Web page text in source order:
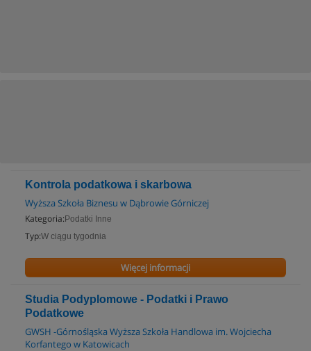
Kontrola podatkowa i skarbowa
Wyższa Szkoła Biznesu w Dąbrowie Górniczej
Kategoria: Podatki Inne
Typ:W ciągu tygodnia
Więcej informacji
Studia Podyplomowe - Podatki i Prawo
Podatkowe
GWSH -Górnośląska Wyższa Szkoła Handlowa im. Wojciecha
Korfantego w Katowicach